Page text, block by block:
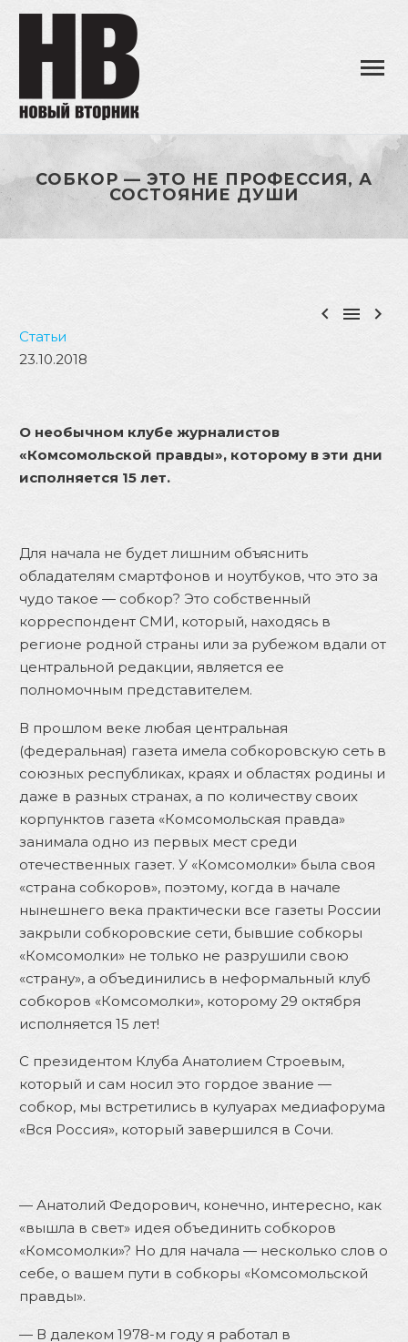
СОБКОР — ЭТО НЕ ПРОФЕССИЯ, А
СОСТОЯНИЕ ДУШИ
  
Статьи
23.10.2018
О необычном клубе журналистов
«Комсомольской правды», которому в эти дни
исполняется 15 лет.
Для начала не будет лишним объяснить
обладателям смартфонов и ноутбуков, что это за
чудо такое — собкор? Это собственный
корреспондент СМИ, который, находясь в
регионе родной страны или за рубежом вдали от
центральной редакции, является ее
полномочным представителем.
В прошлом веке любая центральная
(федеральная) газета имела собкоровскую сеть в
союзных республиках, краях и областях родины и
даже в разных странах, а по количеству своих
корпунктов газета «Комсомольская правда»
занимала одно из первых мест среди
отечественных газет. У «Комсомолки» была своя
«страна собкоров», поэтому, когда в начале
нынешнего века практически все газеты России
закрыли собкоровские сети, бывшие собкоры
«Комсомолки» не только не разрушили свою
«страну», а объединились в неформальный клуб
собкоров «Комсомолки», которому 29 октября
исполняется 15 лет!
С президентом Клуба Анатолием Строевым,
который и сам носил это гордое звание —
собкор, мы встретились в кулуарах медиафорума
«Вся Россия», который завершился в Сочи.
— Анатолий Федорович, конечно, интересно, как
«вышла в свет» идея объединить собкоров
«Комсомолки»? Но для начала — несколько слов о
себе, о вашем пути в собкоры «Комсомольской
правды».
— В далеком 1978-м году я работал в